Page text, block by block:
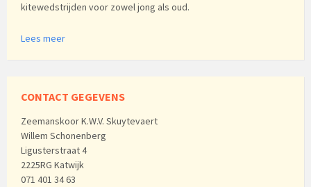
kitewedstrijden voor zowel jong als oud.
Lees meer
CONTACT GEGEVENS
Zeemanskoor K.W.V. Skuytevaert
Willem Schonenberg
Ligusterstraat 4
2225RG Katwijk
071 401 34 63